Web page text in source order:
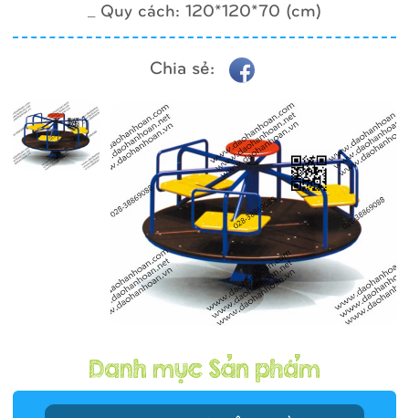
_ Quy cách: 120*120*70 (cm)
Chia sẻ: